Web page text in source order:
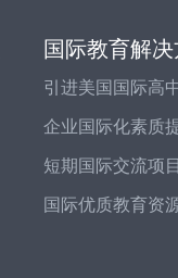
国际教育解
引进美国国际高
企业国际化素质
短期国际交流项
国际优质教育资